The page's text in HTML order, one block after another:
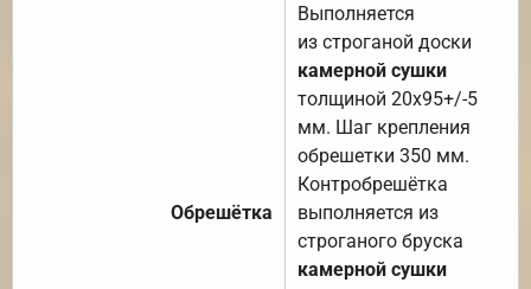
Обрешётка
Выполняется
из строганой доски
камерной сушки
толщиной 20х95+/-5
мм. Шаг крепления
обрешетки 350 мм.
Контробрешётка
выполняется из
строганого бруска
камерной сушки